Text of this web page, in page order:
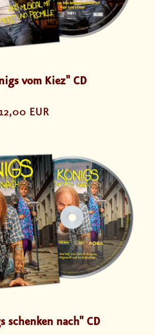
vom Kiez" CD
12,00 EUR
schenken nach" CD